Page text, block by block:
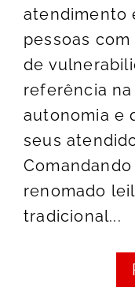
atendimento
pessoas
de
referência
autonomia e
seus
renomado
tradicional...